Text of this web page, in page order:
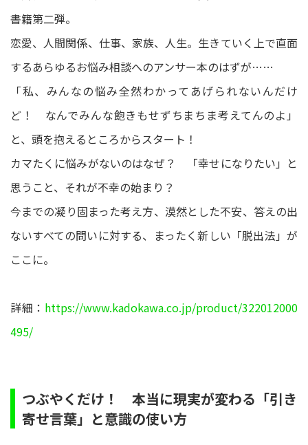
書籍第二弾。
恋愛、人間関係、仕事、家族、人生。生きていく上で直面
するあらゆるお悩み相談へのアンサー本のはずが……
「私、みんなの悩み全然わかってあげられないんだけ
ど！ なんでみんな飽きもせずちまちま考えてんのよ」
と、頭を抱えるところからスタート！
カマたくに悩みがないのはなぜ？ 「幸せになりたい」と
思うこと、それが不幸の始まり？
今までの凝り固まった考え方、漠然とした不安、答えの出
ないすべての問いに対する、まったく新しい「脱出法」が
ここに。
詳細： https://www.kadokawa.co.jp/product/322012000
495/
つぶやくだけ！ 本当に現実が変わる「引き
寄せ言葉」と意識の使い方